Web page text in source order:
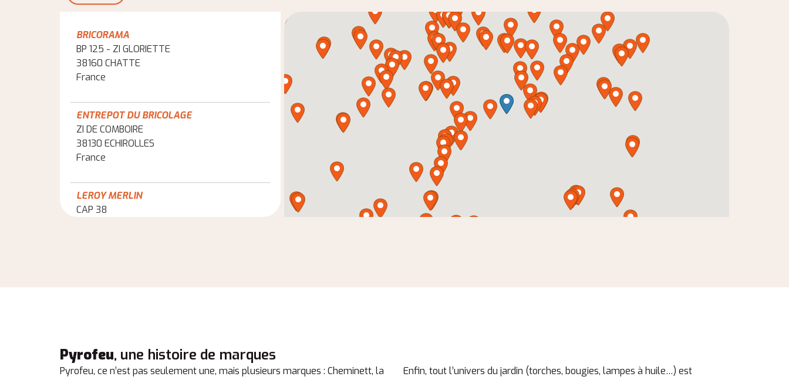
BRICORAMA
BP 125 - ZI GLORIETTE
38160 CHATTE
France
ENTREPOT DU BRICOLAGE
ZI DE COMBOIRE
38130 ECHIROLLES
France
LEROY MERLIN
CAP 38
ENTREPOT DU BRICOLAGE
2 RUE RAYMOND PITET
Pyrofeu, une histoire de marques
Pyrofeu, ce n’est pas seulement une, mais plusieurs marques : Cheminett, la
Enfin, tout l’univers du jardin (torches, bougies, lampes à huile…) est